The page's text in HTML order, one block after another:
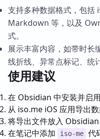
支持多种数据格式，包括
Markdown 等，以及
式。
展示丰富内容，如带时长
线折线、异常点标记、统
使用建议
在 Obsidian 中安装并启用
从 iso.me iOS 应用导出数
将导出文件放入 Obsidian
在笔记中添加
iso-me 代